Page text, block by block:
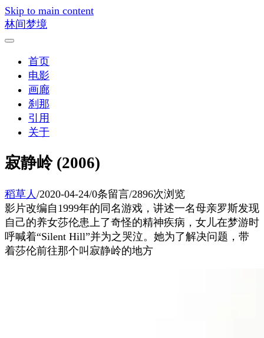
Skip to main content
林间梦境
首页
电影
画廊
刹那
引用
关于
寂静岭 (2006)
稻草人 /2020-04-24/0条留言/2896次浏览
影片改编自1999年的同名游戏，讲述一名母亲罗斯发现
自己的养女莎伦患上了奇怪的精神疾病，女儿在梦游时
呼喊着“Silent Hill”并为之哭泣。她为了解决问题，带
着莎伦前往那个叫寂静岭的地方